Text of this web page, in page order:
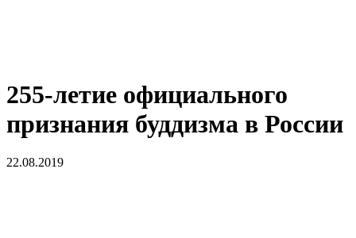
255-летие официального
признания буддизма в России
22.08.2019